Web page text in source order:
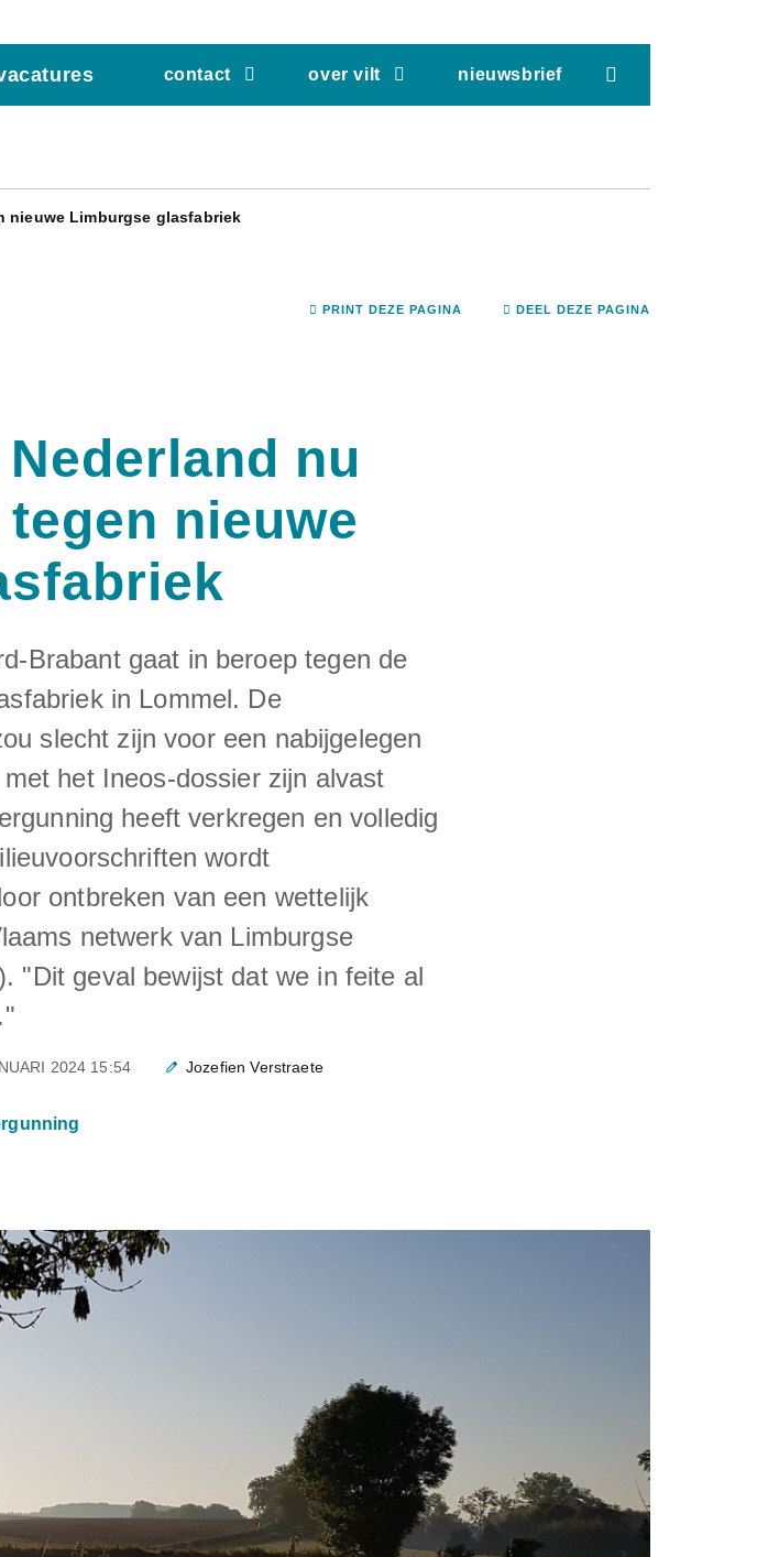
contact over vilt nieuwsbrief
nieuwe Limburgse glasfabriek
PRINT DEZE PAGINA DEEL DEZE PAGINA
nu
nieuwe
Brabant gaat in beroep tegen de
in Lommel. De
slecht zijn voor een nabijgelegen
het Ineos-dossier zijn alvast
heeft verkregen en volledig
wordt
ontbreken van een wettelijk
netwerk van Limburgse
"Dit geval bewijst dat we in feite al
2024 15:54 Jozefien Verstraete